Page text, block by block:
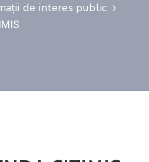
de interes public